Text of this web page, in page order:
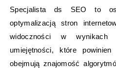
Specjalista ds SEO to
optymalizacją stron
widoczności w wynikach
umiejętności, które
obejmują znajomość